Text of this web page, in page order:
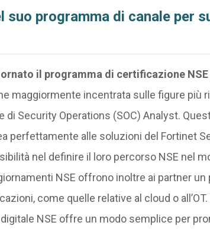
suo programma di canale per
il programma di certificazione NSE
maggiormente incentrata sulle figure più
di Security Operations (SOC) Analyst.
perfettamente alle soluzioni del Fortinet
nel definire il loro percorso NSE nel
NSE offrono inoltre ai partner
come quelle relative al cloud o
NSE offre un modo semplice per